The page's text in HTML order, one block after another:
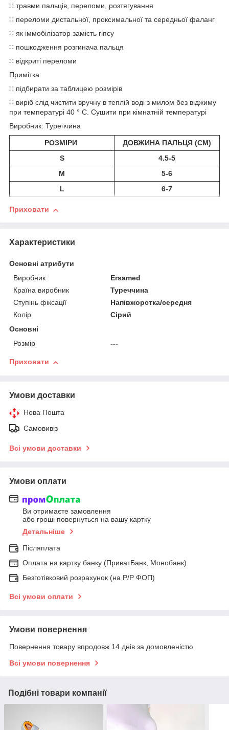
∷ травми пальців, переломи, розтягування
∷ переломи дистальної, проксимальної та середньої фаланг
∷ як іммобілізатор замість гіпсу
∷ пошкодження розгинача пальця
∷ відкриті переломи
Примітка:
∷ підбирати за таблицею розмірів
∷ виріб слід чистити вручну в теплій воді з милом без віджиму
при температурі 40 ° C. Сушити при кімнатній температурі
Виробник: Туреччина
РОЗМІРИ
ДОВЖИНА ПАЛЬЦЯ (CM)
S
4.5-5
M
5-6
L
6-7
Приховати
Характеристики
Основні атрибути
Виробник
Ersamed
Країна виробник
Туреччина
Ступінь фіксації
Напівжорстка/середня
Колір
Сірий
Основні
Розмір
---
Приховати
Умови доставки
Нова Пошта
Самовивіз
Всі умови доставки
Умови оплати
Ви отримаєте замовлення
або гроші повернуться на вашу картку
Детальніше
Післяплата
Оплата на картку банку (ПриватБанк, Монобанк)
Безготівковий розрахунок (на Р/Р ФОП)
Всі умови оплати
Умови повернення
Повернення товару впродовж 14 днів за домовленістю
Всі умови повернення
Подібні товари компанії